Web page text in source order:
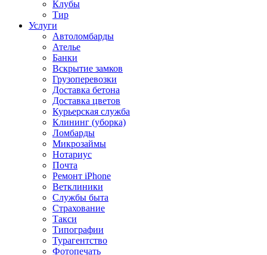
Клубы
Тир
Услуги
Автоломбарды
Ателье
Банки
Вскрытие замков
Грузоперевозки
Доставка бетона
Доставка цветов
Курьерская служба
Клининг (уборка)
Ломбарды
Микрозаймы
Нотариус
Почта
Ремонт iPhone
Ветклиники
Службы быта
Страхование
Такси
Типографии
Турагентство
Фотопечать